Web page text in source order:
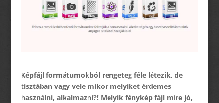
Képfájl formátumokból rengeteg féle létezik, de
tisztában vagy vele mikor melyiket érdemes
használni, alkalmazni?! Melyik fénykép fájl mire jó,